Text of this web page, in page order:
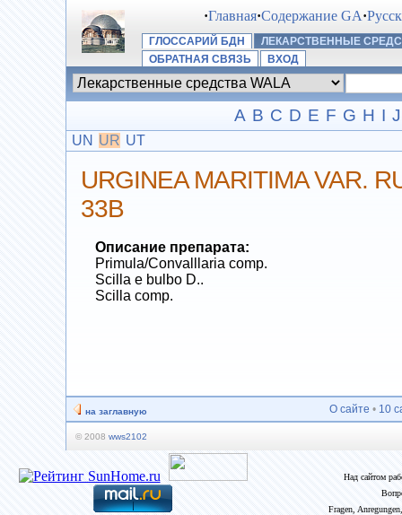
·Главная·Содержание GA·
ГЛОССАРИЙ БДН
ЛЕКАРСТВЕННЫЕ
ОБРАТНАЯ СВЯЗЬ
ВХОД
A B C D E F G H I J
UN UR UT
URGINEA MARITIMA VAR.
33B
Описание препарата:
Primula/Convalllaria comp.
Scilla e bulbo D..
Scilla comp.
на заглавную О сайте • 10
© 2008 wws2102
Над сайтом
Fragen,